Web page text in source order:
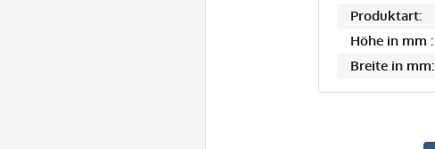
Produktart:
Höhe in mm :
Breite in mm: